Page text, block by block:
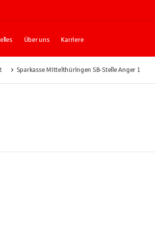
Über uns Karriere
Sparkasse Mittelthüringen SB-Stelle Anger 1